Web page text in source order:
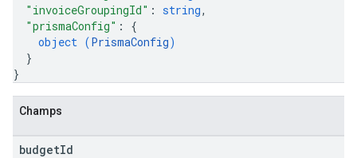
"invoiceGroupingId" : string,
"prismaConfig" : {
object (PrismaConfig)
}
}
Champs
budgetId